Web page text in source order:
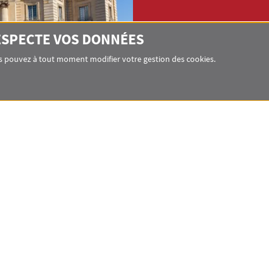
VOS DONNÉES
pouvez à tout moment modifier votre gestion des cookies.